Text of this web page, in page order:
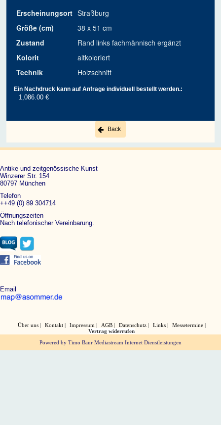
Erscheinungsort Straßburg
Größe (cm)
38 x 51 cm
Zustand
Rand links fachmännisch ergänzt
Kolorit
altkoloriert
Technik
Holzschnitt
Ein Nachdruck kann auf Anfrage individuell bestellt werden.:
1,086.00 €
Back
Antike und zeitgenössische Kunst
Winzerer Str. 154
80797 München
Telefon
++49 (0) 89 304714
Öffnungszeiten
Nach telefonischer Vereinbarung.
Email
Über uns Kontakt Impressum AGB Datenschutz Links
Messetermine
Vertrag widerrufen
Powered by Timo Baur Mediastream Internet Dienstleistungen